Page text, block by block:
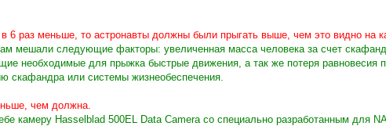
в 6 раз меньше, то астронавты должны были прыгать выше, чем это видно на
мешали следующие факторы: увеличенная масса человека за счет
необходимые для прыжка быстрые движения, а так же потеря равновесия
скафандра или системы жизнеобеспечения.
чем должна.
камеру Hasselblad 500EL Data Camera со специально разработанным для